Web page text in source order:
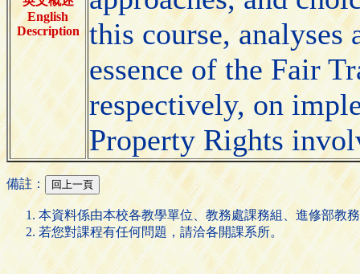
English
Description
this course, analyses
essence of the Fair
respectively, on
Property Rights
備註：
本資料係由本校各教學單位、教務處課務組、進修部教
若您對課程有任何問題，請洽各開課系所。